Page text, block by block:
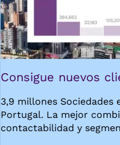
Consigue nuevos
3,9 millones Sociedades
Portugal. La mejor
contactabilidad y